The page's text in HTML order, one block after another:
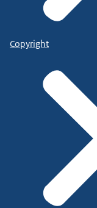
Copyright